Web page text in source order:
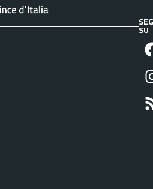
SU